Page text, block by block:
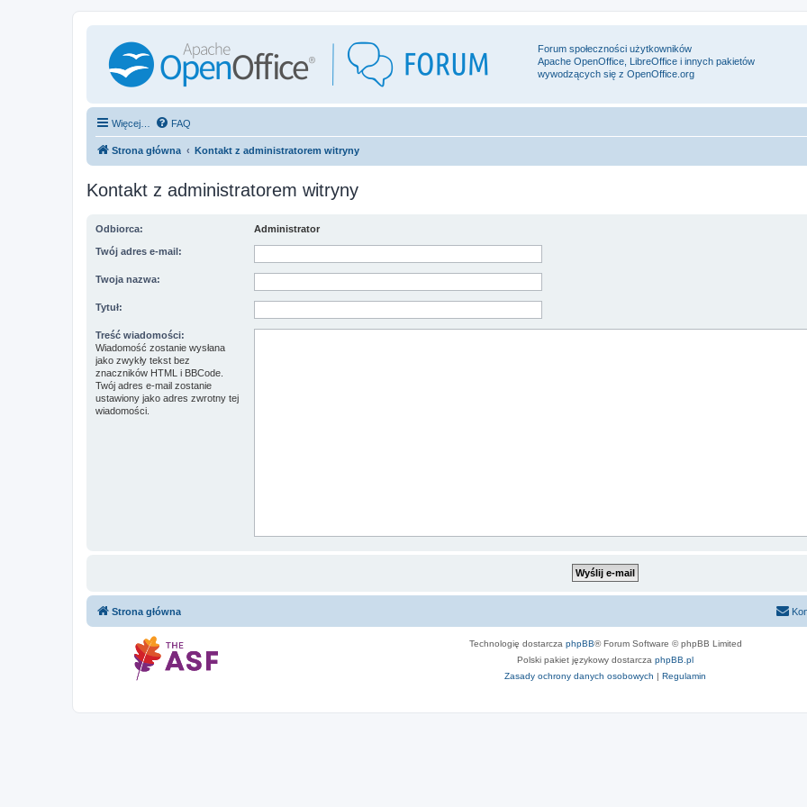
Forum społeczności użytkowników
Apache OpenOffice, LibreOffice i innych pakietów
wywodzących się z OpenOffice.org
Więcej… FAQ
Strona główna Kontakt z administratorem witryny
Kontakt z administratorem witryny
Odbiorca: Administrator
Twój adres e-mail:
Twoja nazwa:
Tytuł:
Treść wiadomości:
Wiadomość zostanie wysłana
jako zwykły tekst bez
znaczników HTML i BBCode.
Twój adres e-mail zostanie
ustawiony jako adres zwrotny tej
wiadomości.
Strona główna
Technologię dostarcza phpBB® Forum Software © phpBB Limited
Polski pakiet językowy dostarcza phpBB.pl
Zasady ochrony danych osobowych | Regulamin